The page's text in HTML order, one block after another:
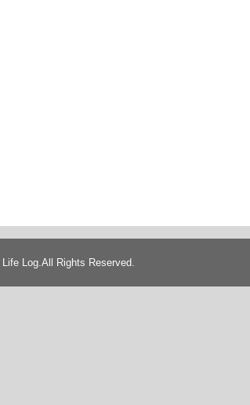
Life Log.All Rights Reserved.